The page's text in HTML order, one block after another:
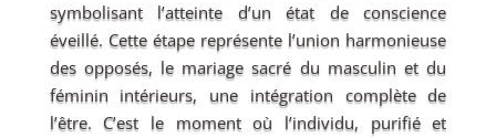
symbolisant l’atteinte d’un état de conscience
éveillé. Cette étape représente l’union harmonieuse
des opposés, le mariage sacré du masculin et du
féminin intérieurs, une intégration complète de
l’être. C’est le moment où l’individu, purifié et